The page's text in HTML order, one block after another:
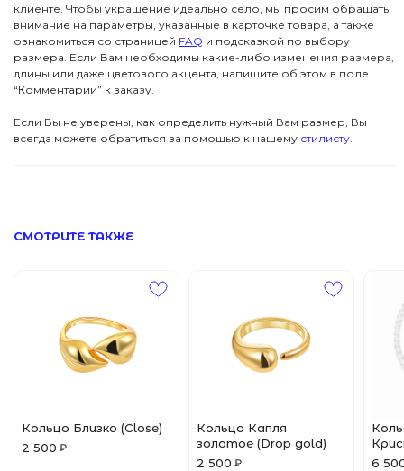
клиенте. Чтобы украшение идеально село, мы просим обращать
внимание на параметры, указанные в карточке товара, а также
ознакомиться со страницей FAQ и подсказкой по выбору
размера. Если Вам необходимы какие-либо изменения размера,
длины или даже цветового акцента, напишите об этом в поле
“Комментарии” к заказу.
Если Вы не уверены, как определить нужный Вам размер, Вы
всегда можете обратиться за помощью к нашему стилисту.
СМОТРИТЕ ТАКЖЕ
Кольцо Близко (Close)
2 500 ₽
Кольцо Капля
золотое (Drop gold)
2 500 ₽
6
Серьги
Колье
Футболки
Аксессуары
Я даю согласие на обработку данных
ПОМОЩЬ